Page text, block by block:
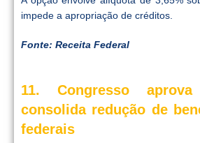
impede a apropriação de créditos.
Fonte: Receita Federal
11. Congresso
consolida redução de
federais